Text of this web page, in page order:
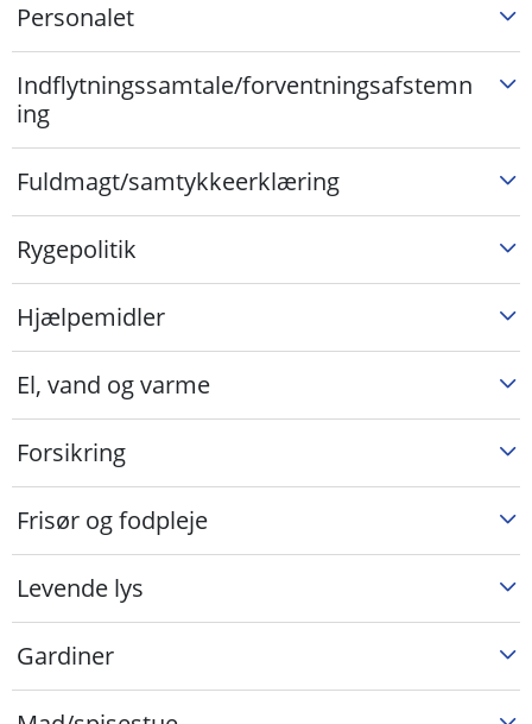
Personalet
Indflytningssamtale/forventningsafstemn
ing
Fuldmagt/samtykkeerklæring
Rygepolitik
Hjælpemidler
El, vand og varme
Forsikring
Frisør og fodpleje
Levende lys
Gardiner